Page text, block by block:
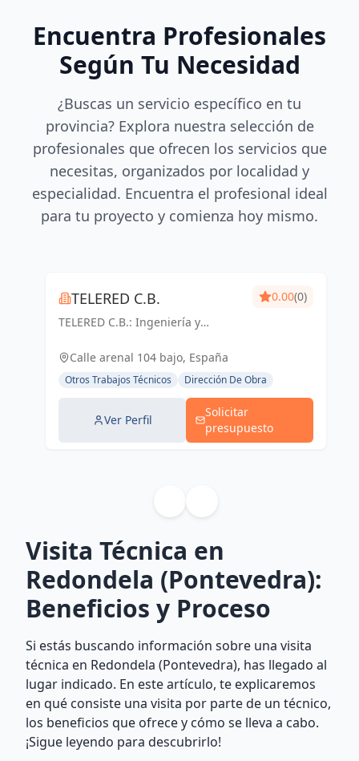
Encuentra Profesionales
Según Tu Necesidad
¿Buscas un servicio específico en tu
provincia? Explora nuestra selección de
profesionales que ofrecen los servicios que
necesitas, organizados por localidad y
especialidad. Encuentra el profesional ideal
para tu proyecto y comienza hoy mismo.
TELERED C.B.
TELERED C.B.: Ingeniería y
mundo conectado. Soluciones
integrales, calidad y experiencia
en Vigo y Pontevedra.
0.00(0)
Calle arenal 104 bajo, España
Otros Trabajos Técnicos Dirección De Obra
Ver Perfil
Solicitar
presupuesto
Visita Técnica en
Redondela (Pontevedra):
Beneficios y Proceso
Si estás buscando información sobre una visita
técnica en Redondela (Pontevedra), has llegado al
lugar indicado. En este artículo, te explicaremos
en qué consiste una visita por parte de un técnico,
los beneficios que ofrece y cómo se lleva a cabo.
¡Sigue leyendo para descubrirlo!